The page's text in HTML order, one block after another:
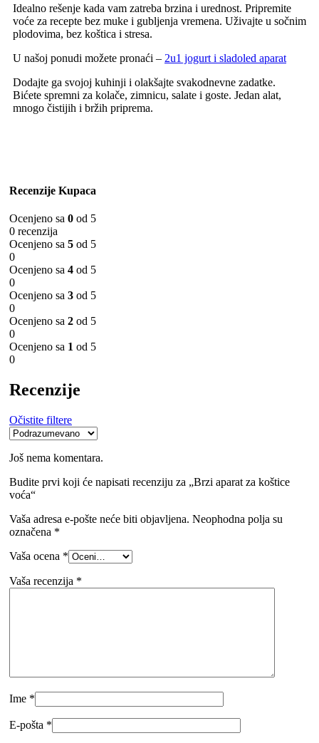
Idealno rešenje kada vam zatreba brzina i urednost. Pripremite
voće za recepte bez muke i gubljenja vremena. Uživajte u sočnim
plodovima, bez koštica i stresa.
U našoj ponudi možete pronaći – 2u1 jogurt i sladoled aparat
Dodajte ga svojoj kuhinji i olakšajte svakodnevne zadatke.
Bićete spremni za kolače, zimnicu, salate i goste. Jedan alat,
mnogo čistijih i bržih priprema.
Recenzije Kupaca
Ocenjeno sa 0 od 5
0 recenzija
Ocenjeno sa 5 od 5
0
Ocenjeno sa 4 od 5
0
Ocenjeno sa 3 od 5
0
Ocenjeno sa 2 od 5
0
Ocenjeno sa 1 od 5
0
Recenzije
Očistite filtere
Još nema komentara.
Budite prvi koji će napisati recenziju za „Brzi aparat za koštice
voća“
Vaša adresa e-pošte neće biti objavljena. Neophodna polja su
označena *
Vaša ocena *
Vaša recenzija *
Ime *
E-pošta *